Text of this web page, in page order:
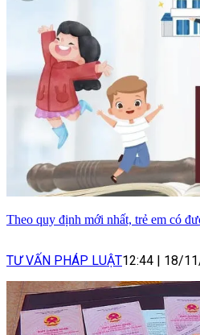
Theo quy định mới nhất, trẻ em có
TƯ VẤN PHÁP LUẬT12:44 18/